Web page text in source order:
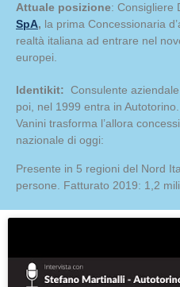
Attuale posizione: Consigliere
SpA, la prima Concessionaria
realtà italiana ad entrare nel
europei.
Identikit: Consulente
poi, nel 1999 entra in
Vanini trasforma l’allora
nazionale di oggi:
Presente in 5 regioni del Nord
persone. Fatturato 2019: 1,2